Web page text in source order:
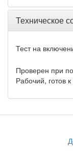
Техническое
Тест на
Проверен при
Рабочий, готов